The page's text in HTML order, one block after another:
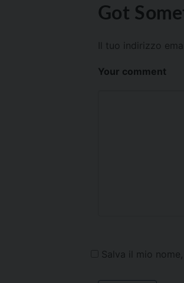
Got
Il tuo indirizzo
Your comment
Salva il mio